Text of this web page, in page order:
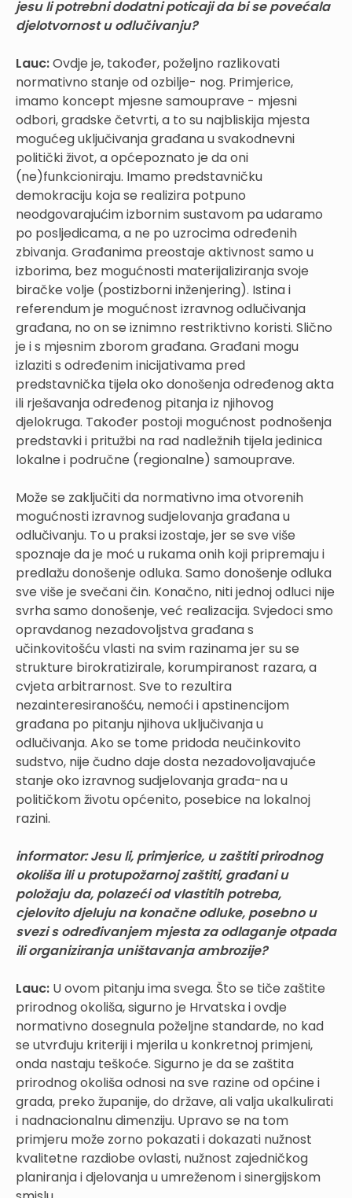
jesu li potrebni dodatni poticaji da bi se povećala
djelotvornost u odlučivanju?
Lauc:Ovdje je, također, poželjno razlikovati
normativno stanje od ozbilje- nog. Primjerice,
imamo koncept mjesne samouprave - mjesni
odbori, gradske četvrti, a to su najbliskija mjesta
mogućeg uključivanja građana u svakodnevni
politički život, a općepoznato je da oni
(ne)funkcioniraju. Imamo predstavničku
demokraciju koja se realizira potpuno
neodgovarajućim izbornim sustavom pa udaramo
po posljedicama, a ne po uzrocima određenih
zbivanja. Građanima preostaje aktivnost samo u
izborima, bez mogućnosti materijaliziranja svoje
biračke volje (postizborni inženjering). Istina i
referendum je mogućnost izravnog odlučivanja
građana, no on se iznimno restriktivno koristi. Slično
je i s mjesnim zborom građana. Građani mogu
izlaziti s određenim inicijativama pred
predstavnička tijela oko donošenja određenog akta
ili rješavanja određenog pitanja iz njihovog
djelokruga. Također postoji mogućnost podnošenja
predstavki i pritužbi na rad nadležnih tijela jedinica
lokalne i područne (regionalne) samouprave.
Može se zaključiti da normativno ima otvorenih
mogućnosti izravnog sudjelovanja građana u
odlučivanju. To u praksi izostaje, jer se sve više
spoznaje da je moć u rukama onih koji pripremaju i
predlažu donošenje odluka. Samo donošenje odluka
sve više je svečani čin. Konačno, niti jednoj odluci nije
svrha samo donošenje, već realizacija. Svjedoci smo
opravdanog nezadovoljstva građana s
učinkovitošću vlasti na svim razinama jer su se
strukture birokratizirale, korumpiranost razara, a
cvjeta arbitrarnost. Sve to rezultira
nezainteresiranošću, nemoći i apstinencijom
građana po pitanju njihova uključivanja u
odlučivanja. Ako se tome pridoda neučinkovito
sudstvo, nije čudno daje dosta nezadovoljavajuće
stanje oko izravnog sudjelovanja građa-na u
političkom životu općenito, posebice na lokalnoj
razini.
informator: Jesu li, primjerice, u zaštiti prirodnog
okoliša ili u protupožarnoj zaštiti, građani u
položaju da, polazeći od vlastitih potreba,
cjelovito djeluju na konačne odluke, posebno u
svezi s određivanjem mjesta za odlaganje otpada
ili organiziranja uništavanja ambrozije?
Lauc: U ovom pitanju ima svega. Što se tiče zaštite
prirodnog okoliša, sigurno je Hrvatska i ovdje
normativno dosegnula poželjne standarde, no kad
se utvrđuju kriteriji i mjerila u konkretnoj primjeni,
onda nastaju teškoće. Sigurno je da se zaštita
prirodnog okoliša odnosi na sve razine od općine i
grada, preko županije, do države, ali valja ukalkulirati
i nadnacionalnu dimenziju. Upravo se na tom
primjeru može zorno pokazati i dokazati nužnost
kvalitetne razdiobe ovlasti, nužnost zajedničkog
planiranja i djelovanja u umreženom i sinergijskom